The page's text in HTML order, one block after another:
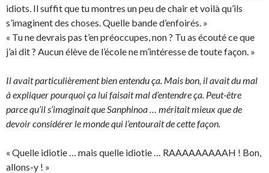
idiots. Il suffit que tu montres un peu de chair et voilà qu’ils
s’imaginent des choses. Quelle bande d’enfoirés. »
« Tu ne devrais pas t’en préoccupes, non ? Tu as écouté ce que
j’ai dit ? Aucun élève de l’école ne m’intéresse de toute façon. »
Il avait particulièrement bien entendu ça. Mais bon, il avait du mal
à expliquer pourquoi ça lui faisait mal d’entendre ça. Peut-être
parce qu’il s’imaginait que Sanphinoa … méritait mieux que de
devoir considérer le monde qui l’entourait de cette façon.
« Quelle idiotie … mais quelle idiotie … RAAAAAAAAAH ! Bon,
allons-y ! »